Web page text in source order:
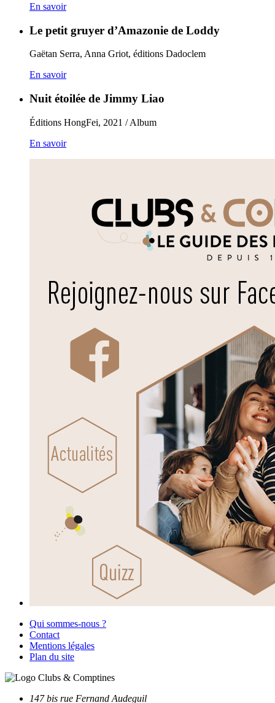
En savoir
Le petit gruyer d’Amazonie de Loddy
Gaëtan Serra, Anna Griot, éditions Dadoclem
En savoir
Nuit étoilée de Jimmy Liao
Éditions HongFei, 2021 / Album
En savoir
Qui sommes-nous ?
Contact
Mentions légales
Plan du site
147 bis rue Fernand Audeguil